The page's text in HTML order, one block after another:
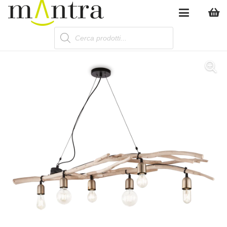
Products
search